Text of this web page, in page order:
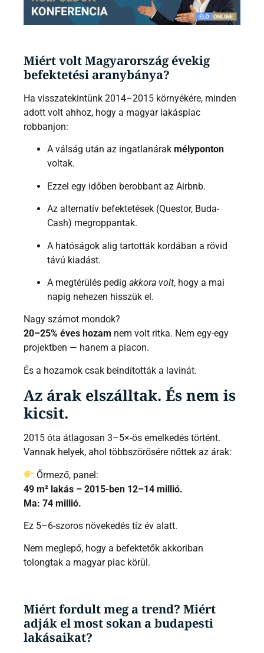
Miért volt Magyarország évekig
befektetési aranybánya?
Ha visszatekintünk 2014–2015 környékére, minden
adott volt ahhoz, hogy a magyar lakáspiac
robbanjon:
A válság után az ingatlanárak mélyponton
voltak.
Ezzel egy időben berobbant az Airbnb.
Az alternatív befektetések (Questor, Buda-
Cash) megroppantak.
A hatóságok alig tartották kordában a rövid
távú kiadást.
A megtérülés pedig akkora volt, hogy a mai
napig nehezen hisszük el.
Nagy számot mondok?
20–25% éves hozam nem volt ritka. Nem egy-egy
projektben — hanem a piacon.
És a hozamok csak beindították a lavinát.
Az árak elszálltak. És nem is
kicsit.
2015 óta átlagosan 3–5×-ös emelkedés történt.
Vannak helyek, ahol többszörösére nőttek az árak:
Őrmező, panel:
49 m² lakás – 2015-ben 12–14 millió.
Ma: 74 millió.
Ez 5–6-szoros növekedés tíz év alatt.
Nem meglepő, hogy a befektetők akkoriban
tolongtak a magyar piac körül.
Miért fordult meg a trend? Miért
adják el most sokan a budapesti
lakásaikat?